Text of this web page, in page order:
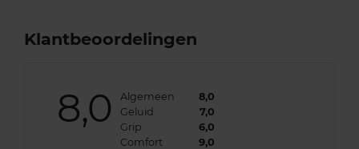
Klantbeoordelingen
8,0 Algemeen
8,0
Geluid
7,0
Grip
6,0
Comfort
9,0